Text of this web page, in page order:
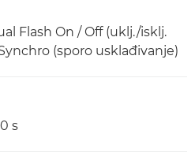
Flash On / Off (uklj./isklj.
(sporo usklađivanje)
s